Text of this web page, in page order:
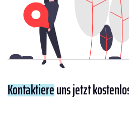
Kontaktiereuns jetzt